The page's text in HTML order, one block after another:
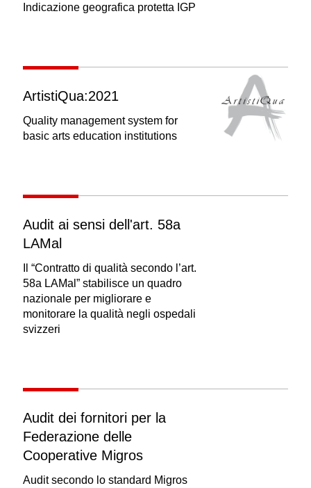
Indicazione geografica protetta IGP
ArtistiQua:2021
Quality management system for
basic arts education institutions
Audit ai sensi dell'art. 58a
LAMal
Il “Contratto di qualità secondo l’art.
58a LAMal” stabilisce un quadro
nazionale per migliorare e
monitorare la qualità negli ospedali
svizzeri
Audit dei fornitori per la
Federazione delle
Cooperative Migros
Audit secondo lo standard Migros